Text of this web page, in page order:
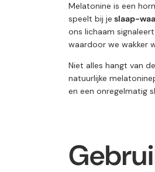
Melatonine is een
speelt bij je slaap-
ons lichaam
waardoor we wakker
Niet alles hangt van
natuurlijke
en een onregelmatig